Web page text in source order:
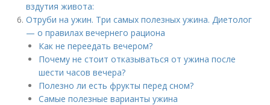
вздутия живота:
Отруби на ужин. Три самых полезных ужина. Диетолог
— о правилах вечернего рациона
Как не переедать вечером?
Почему не стоит отказываться от ужина после
шести часов вечера?
Полезно ли есть фрукты перед сном?
Самые полезные варианты ужина